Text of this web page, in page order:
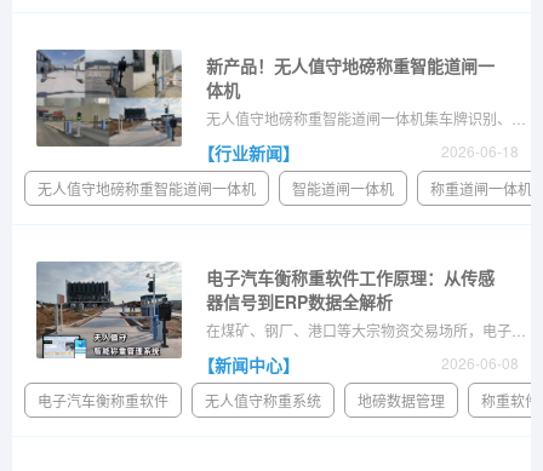
【行业新闻】
新产品！无人值守地磅称重智能道闸一
体机
2026-06-18
无人值守地磅称重智能道闸一体机 智能道闸一体机 称重道闸一体机
【新闻中心】
电子汽车衡称重软件工作原理：从传感
器信号到ERP数据全解析
2026-06-08
电子汽车衡称重软件 无人值守称重系统 地磅数据管理 称重软